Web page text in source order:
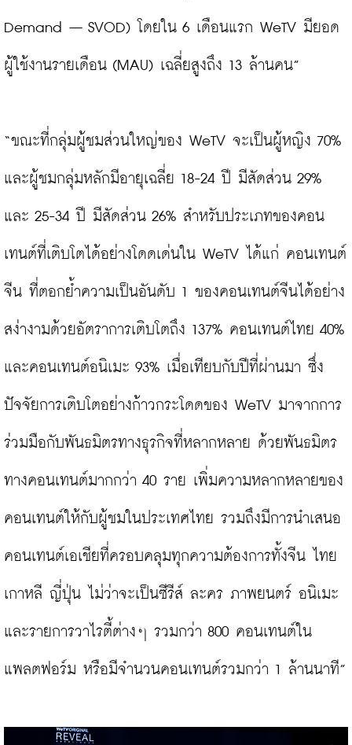
Demand – SVOD) โดยใน 6 เดือนแรก WeTV มียอด
ผู้ใช้งานรายเดือน (MAU) เฉลี่ยสูงถึง 13 ล้านคน”
“ขณะที่กลุ่มผู้ชมส่วนใหญ่ของ WeTV จะเป็นผู้หญิง 70%
และผู้ชมกลุ่มหลักมีอายุเฉลี่ย 18-24 ปี มีสัดส่วน 29%
และ 25-34 ปี มีสัดส่วน 26% สำหรับประเภทของคอน
เทนต์ที่เติบโตได้อย่างโดดเด่นใน WeTV ได้แก่ คอนเทนต์
จีน ที่ตอกย้ำความเป็นอันดับ 1 ของคอนเทนต์จีนได้อย่าง
สง่างามด้วยอัตราการเติบโตถึง 137% คอนเทนต์ไทย 40%
และคอนเทนต์อนิเมะ 93% เมื่อเทียบกับปีที่ผ่านมา ซึ่ง
ปัจจัยการเติบโตอย่างก้าวกระโดดของ WeTV มาจากการ
ร่วมมือกับพันธมิตรทางธุรกิจที่หลากหลาย ด้วยพันธมิตร
ทางคอนเทนต์มากกว่า 40 ราย เพิ่มความหลากหลายของ
คอนเทนต์ให้กับผู้ชมในประเทศไทย รวมถึงมีการนำเสนอ
คอนเทนต์เอเชียที่ครอบคลุมทุกความต้องการทั้งจีน ไทย
เกาหลี ญี่ปุ่น ไม่ว่าจะเป็นซีรีส์ ละคร ภาพยนตร์ อนิเมะ
และรายการวาไรตี้ต่างๆ รวมกว่า 800 คอนเทนต์ใน
แพลตฟอร์ม หรือมีจำนวนคอนเทนต์รวมกว่า 1 ล้านนาที”